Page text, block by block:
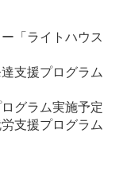
「ライトハウス
支援プログラム
グラム実施予定
支援プログラム